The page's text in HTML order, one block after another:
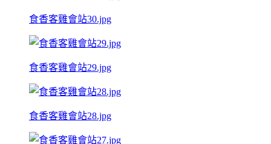
食香客雞會站30.jpg
食香客雞會站29.jpg
食香客雞會站28.jpg